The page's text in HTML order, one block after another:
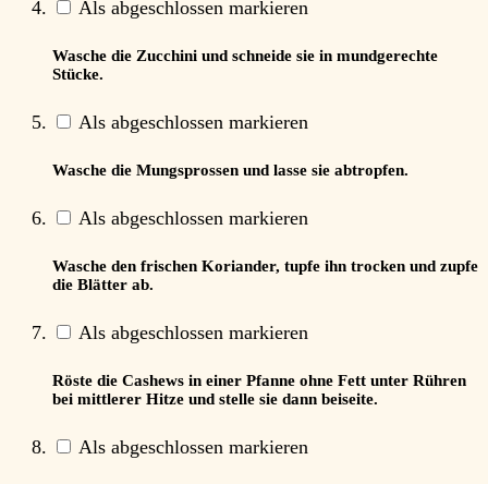
Als abgeschlossen markieren
Wasche die Zucchini und schneide sie in mundgerechte
Stücke.
Als abgeschlossen markieren
Wasche die Mungsprossen und lasse sie abtropfen.
Als abgeschlossen markieren
Wasche den frischen Koriander, tupfe ihn trocken und zupfe
die Blätter ab.
Als abgeschlossen markieren
Röste die Cashews in einer Pfanne ohne Fett unter Rühren
bei mittlerer Hitze und stelle sie dann beiseite.
Als abgeschlossen markieren